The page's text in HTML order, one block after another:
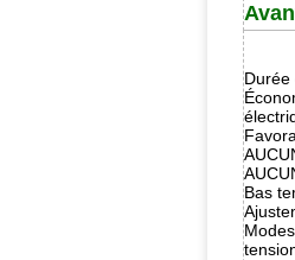
Durée
Bas